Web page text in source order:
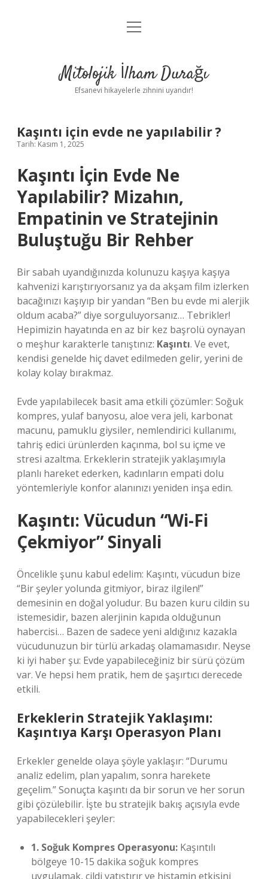
Anasayfa
Yasal Uyarı
menüyü
Mitolojik İlham Durağı
Efsanevi hikayelerle zihnini uyandır!
Kaşıntı için evde ne yapılabilir ?
Tarih: Kasım 1, 2025
Kaşıntı İçin Evde Ne
Yapılabilir? Mizahın,
Empatinin ve Stratejinin
Buluştuğu Bir Rehber
Bir sabah uyandığınızda kolunuzu kaşıya kaşıya
kahvenizi karıştırıyorsanız ya da akşam film izlerken
bacağınızı kaşıyıp bir yandan “Ben bu evde mi alerjik
oldum acaba?” diye sorguluyorsanız… Tebrikler!
Hepimizin hayatında en az bir kez başrolü oynayan
o meşhur karakterle tanıştınız: Kaşıntı. Ve evet,
kendisi genelde hiç davet edilmeden gelir, yerini de
kolay kolay bırakmaz.
Evde yapılabilecek basit ama etkili çözümler: Soğuk
kompres, yulaf banyosu, aloe vera jeli, karbonat
macunu, pamuklu giysiler, nemlendirici kullanımı,
tahriş edici ürünlerden kaçınma, bol su içme ve
stresi azaltma. Erkeklerin stratejik yaklaşımıyla
planlı hareket ederken, kadınların empati dolu
yöntemleriyle konfor alanınızı yeniden inşa edin.
Kaşıntı: Vücudun “Wi-Fi
Çekmiyor” Sinyali
Öncelikle şunu kabul edelim: Kaşıntı, vücudun bize
“Bir şeyler yolunda gitmiyor, biraz ilgilen!”
demesinin en doğal yoludur. Bu bazen kuru cildin su
istemesidir, bazen alerjinin kapıda olduğunun
habercisi… Bazen de sadece yeni aldığınız kazakla
vücudunuzun bir türlü arkadaş olamamasıdır. Neyse
ki iyi haber şu: Evde yapabileceğiniz bir sürü çözüm
var. Ve hepsi hem pratik, hem de şaşırtıcı derecede
etkili.
Erkeklerin Stratejik Yaklaşımı:
Kaşıntıya Karşı Operasyon Planı
Erkekler genelde olaya şöyle yaklaşır: “Durumu
analiz edelim, plan yapalım, sonra harekete
geçelim.” Sonuçta kaşıntı da bir sorun ve her sorun
gibi çözülebilir. İşte bu stratejik bakış açısıyla evde
yapabilecekleri şeyler:
1. Soğuk Kompres Operasyonu: Kaşıntılı
bölgeye 10-15 dakika soğuk kompres
uygulamak, cildi yatıştırır ve histamin etkisini